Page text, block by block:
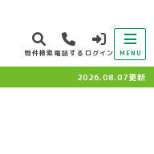
物件検索電話する ログイン MENU
2026.08.07更新